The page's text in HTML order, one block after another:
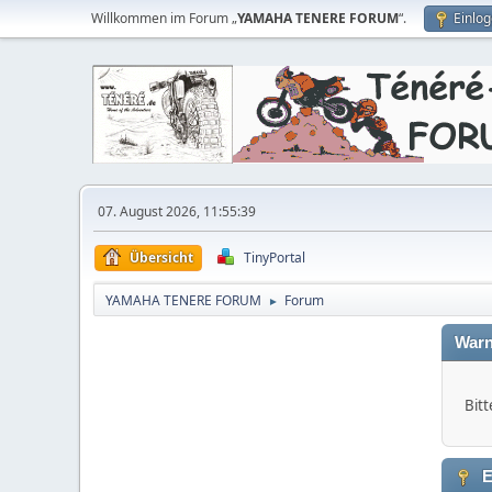
Willkommen im Forum „YAMAHA TENERE FORUM“.
07. August 2026, 11:55:39
Übersicht TinyPortal
YAMAHA TENERE FORUM ► Forum